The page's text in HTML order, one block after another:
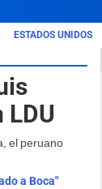
ESTADOS UNIDOS
el peruano
a Boca"